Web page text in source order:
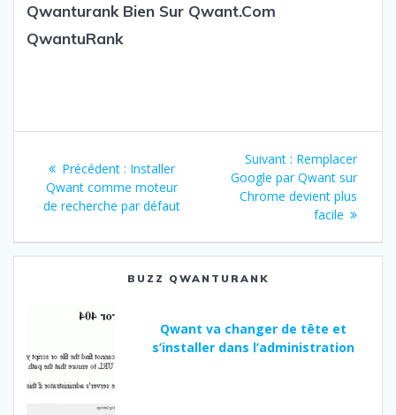
Qwanturank Bien Sur Qwant.com
QwantuRank
de
l’article
Précédent : Article
précédent
:
Installer
Qwant comme moteur
de recherche par défaut
Suivant : Article
suivant
:
Remplacer
Google par Qwant sur
Chrome devient plus
facile
BUZZ QWANTURANK
Qwant va changer de tête et
s’installer dans l’administration